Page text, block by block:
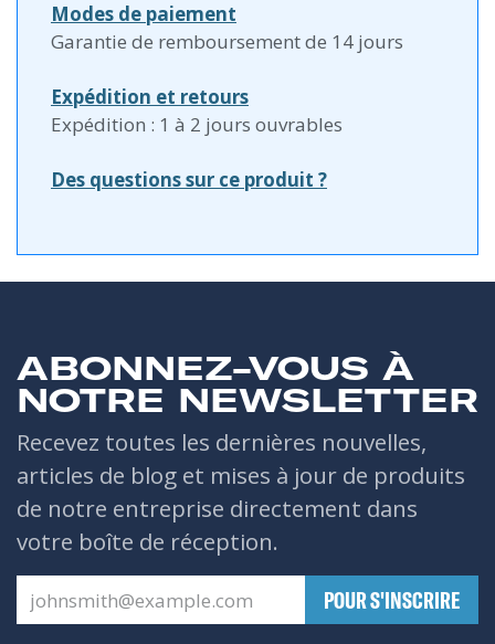
Modes de paiement
Garantie de remboursement de 14 jours
Expédition et retours
Expédition : 1 à 2 jours ouvrables
Des questions sur ce produit ?
ABONNEZ-VOUS À
NOTRE NEWSLETTER
Recevez toutes les dernières nouvelles,
articles de blog et mises à jour de produits
de notre entreprise directement dans
votre boîte de réception.
​POUR S'INSCRIRE